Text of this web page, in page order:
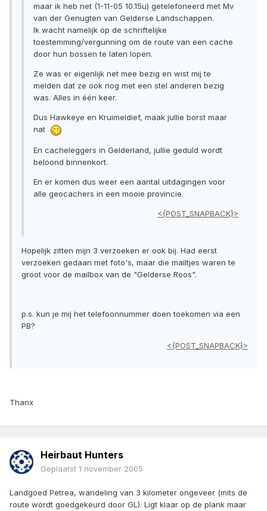
maar ik heb net (1-11-05 10.15u) getelefoneerd met Mv
van der Genugten van Gelderse Landschappen.
Ik wacht namelijk op de schriftelijke
toestemming/vergunning om de route van een cache
door hun bossen te laten lopen.
Ze was er eigenlijk net mee bezig en wist mij te
melden dat ze ook nog met een stel anderen bezig
was. Alles in één keer.
Dus Hawkeye en Kruimeldief, maak jullie borst maar
nat
En cacheleggers in Gelderland, jullie geduld wordt
beloond binnenkort.
En er komen dus weer een aantal uitdagingen voor
alle geocachers in een mooie provincie.
<{POST_SNAPBACK}>
Hopelijk zitten mijn 3 verzoeken er ook bij. Had eerst
verzoeken gedaan met foto's, maar die mailtjes waren te
groot voor de mailbox van de "Gelderse Roos".
p.s. kun je mij het telefoonnummer doen toekomen via een
PB?
<{POST_SNAPBACK}>
Thanx
Heirbaut Hunters
Geplaatst 1 november 2005
Landgoed Petrea, wandeling van 3 kilometer ongeveer (mits de
route wordt goedgekeurd door GL). Ligt klaar op de plank maar